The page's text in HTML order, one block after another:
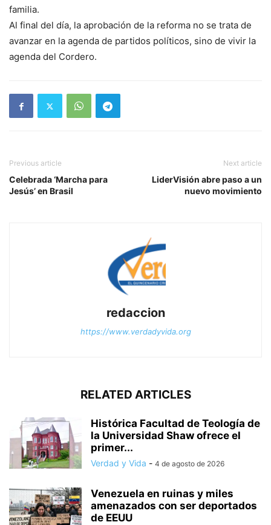
familia.
Al final del día, la aprobación de la reforma no se trata de
avanzar en la agenda de partidos políticos, sino de vivir la
agenda del Cordero.
Previous article
Celebrada ‘Marcha para
Jesús’ en Brasil
Next article
LiderVisión abre paso a un
nuevo movimiento
redaccion
https://www.verdadyvida.org
RELATED ARTICLES
Histórica Facultad de Teología de
la Universidad Shaw ofrece el
primer...
Verdad y Vida - 4 de agosto de 2026
Venezuela en ruinas y miles
amenazados con ser deportados
de EEUU